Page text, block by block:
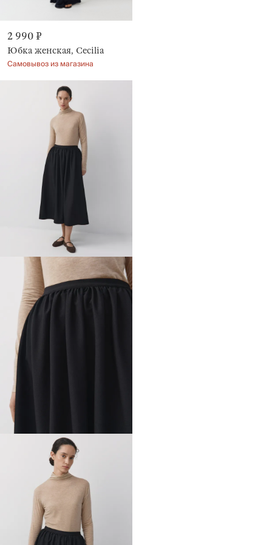
2 990 ₽
Юбка женская, Cecilia
Самовывоз из магазина